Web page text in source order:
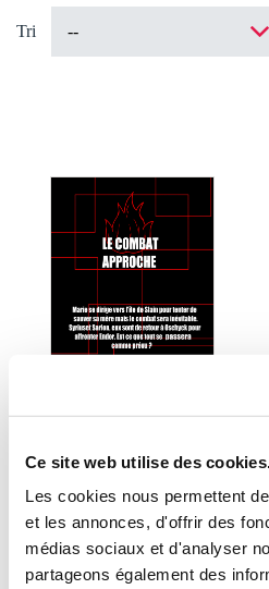
Ce site web utilise des cookies.
Les cookies nous permettent
et les annonces, d'offrir des
médias sociaux et d'analyser
partageons également des
Tri
(0 avis)
Nawad
WILDERIA 3